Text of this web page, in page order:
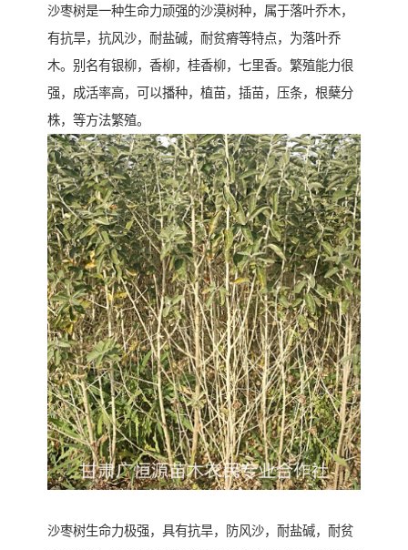
沙枣树是一种生命力顽强的沙漠树种，属于落叶乔木，
有抗旱，抗风沙，耐盐碱，耐贫瘠等特点，为落叶乔
木。别名有银柳，香柳，桂香柳，七里香。繁殖能力很
强，成活率高，可以播种，植苗，插苗，压条，根蘖分
株，等方法繁殖。
沙枣树生命力极强，具有抗旱，防风沙，耐盐碱，耐贫